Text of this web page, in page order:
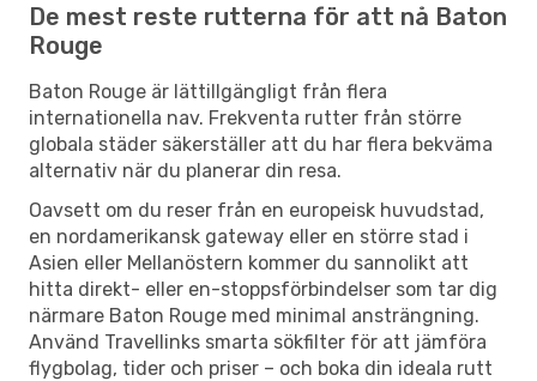
De mest reste rutterna för att nå Baton
Rouge
Baton Rouge är lättillgängligt från flera
internationella nav. Frekventa rutter från större
globala städer säkerställer att du har flera bekväma
alternativ när du planerar din resa.
Oavsett om du reser från en europeisk huvudstad,
en nordamerikansk gateway eller en större stad i
Asien eller Mellanöstern kommer du sannolikt att
hitta direkt- eller en-stoppsförbindelser som tar dig
närmare Baton Rouge med minimal ansträngning.
Använd Travellinks smarta sökfilter för att jämföra
flygbolag, tider och priser – och boka din ideala rutt